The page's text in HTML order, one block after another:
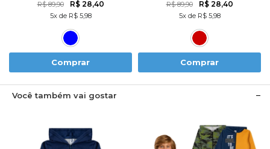
R$ 89,90 R$ 28,40
5x de R$ 5,98
Comprar
MÔNICA
R$ 89,90 R$ 28,40
5x de R$ 5,98
Comprar
Você também vai gostar